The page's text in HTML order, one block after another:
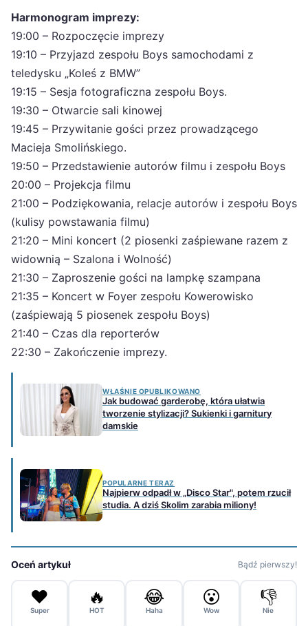
Harmonogram imprezy:
19:00 – Rozpoczęcie imprezy
19:10 – Przyjazd zespołu Boys samochodami z
teledysku „Koleś z BMW”
19:15 – Sesja fotograficzna zespołu Boys.
19:30 – Otwarcie sali kinowej
19:45 – Przywitanie gości przez prowadzącego
Macieja Smolińskiego.
19:50 – Przedstawienie autorów filmu i zespołu Boys
20:00 – Projekcja filmu
21:00 – Podziękowania, relacje autorów i zespołu Boys
(kulisy powstawania filmu)
21:20 – Mini koncert (2 piosenki zaśpiewane razem z
widownią – Szalona i Wolność)
21:30 – Zaproszenie gości na lampkę szampana
21:35 – Koncert w Foyer zespołu Kowerowisko
(zaśpiewają 5 piosenek zespołu Boys)
21:40 – Czas dla reporterów
22:30 – Zakończenie imprezy.
WŁAŚNIE OPUBLIKOWANO
Jak budować garderobę, która ułatwia
tworzenie stylizacji? Sukienki i garnitury
damskie
POPULARNE TERAZ
Najpierw odpadł w „Disco Star", potem rzucił
studia. A dziś Skolim zarabia miliony!
Oceń artykuł Bądź pierwszy!
❤️
Super
🔥
HOT
😂
Haha
😮
Wow
👎
Nie